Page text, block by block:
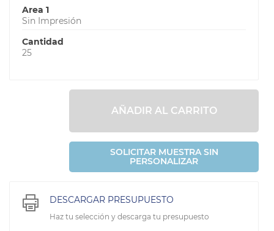
Area 1
Sin Impresión
Cantidad
25
AÑADIR AL CARRITO
SOLICITAR MUESTRA SIN
PERSONALIZAR
DESCARGAR PRESUPUESTO
Haz tu selección y descarga tu presupuesto